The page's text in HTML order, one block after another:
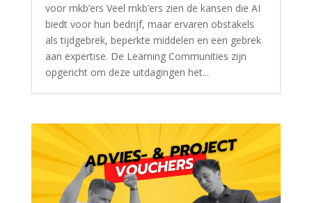
voor mkb’ers Veel mkb’ers zien de kansen die AI
biedt voor hun bedrijf, maar ervaren obstakels
als tijdgebrek, beperkte middelen en een gebrek
aan expertise. De Learning Communities zijn
opgericht om deze uitdagingen het...